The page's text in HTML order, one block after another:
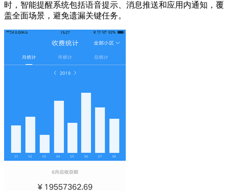
时，智能提醒系统包括语音提示、消息推送和应用内通知，覆
盖全面场景，避免遗漏关键任务。